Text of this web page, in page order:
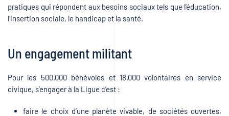
pratiques qui répondent aux besoins sociaux tels que l’éducation,
l’insertion sociale, le handicap et la santé.
Un engagement militant
Pour les 500.000 bénévoles et 18.000 volontaires en service
civique, s’engager à la Ligue c’est :
faire le choix d’une planète vivable, de sociétés ouvertes,